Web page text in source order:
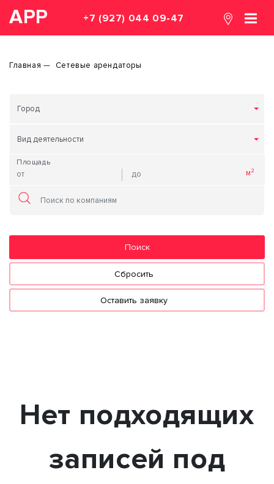
АРР +7 (927) 044 09-47
Главная Сетевые арендаторы
Город
Вид деятельности
Площадь
Поиск
Сбросить
Оставить заявку
Нет подходящих
записей под